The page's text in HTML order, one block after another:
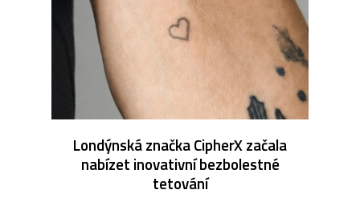
Londýnská značka CipherX začala
nabízet inovativní bezbolestné
tetování